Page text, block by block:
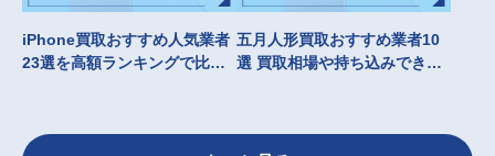
iPhone買取おすすめ人気業者
23選を高額ランキングで比較
五月人形買取おすすめ業者10
選 買取相場や持ち込みできる